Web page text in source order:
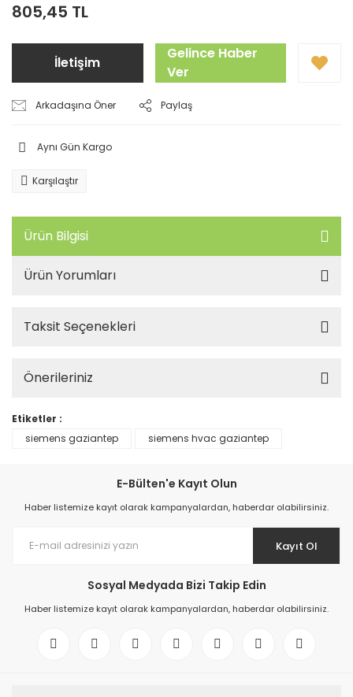
805,45 TL
İletişim
Gelince Haber
Ver
Arkadaşına Öner Paylaş
Aynı Gün Kargo
Karşılaştır
Ürün Bilgisi
Ürün Yorumları
Taksit Seçenekleri
Önerileriniz
Etiketler :
siemens gaziantep
siemens hvac gaziantep
E-Bülten'e Kayıt Olun
Haber listemize kayıt olarak kampanyalardan, haberdar olabilirsiniz.
Kayıt Ol
Sosyal Medyada Bizi Takip Edin
Haber listemize kayıt olarak kampanyalardan, haberdar olabilirsiniz.